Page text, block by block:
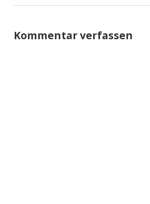
Kommentar verfassen